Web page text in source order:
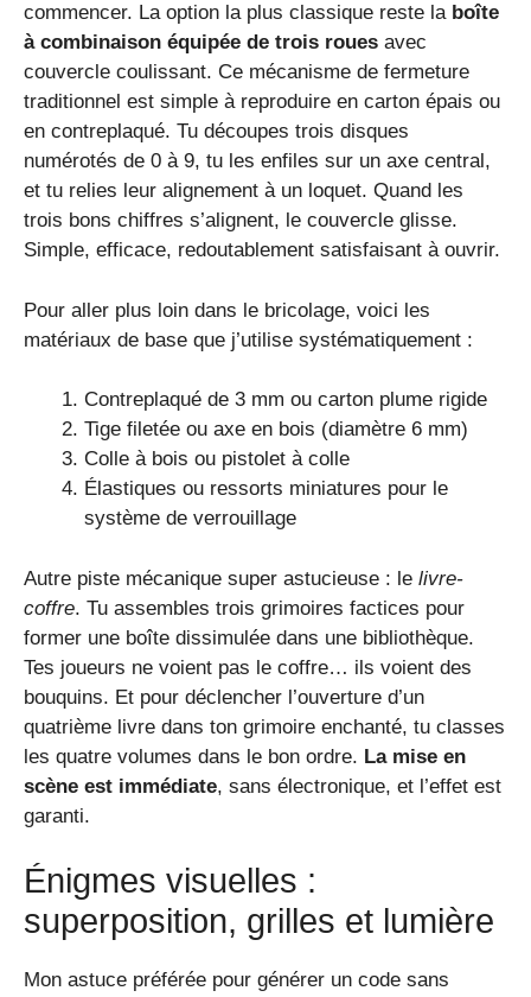
commencer. La option la plus classique reste la boîte
à combinaison équipée de trois roues avec
couvercle coulissant. Ce mécanisme de fermeture
traditionnel est simple à reproduire en carton épais ou
en contreplaqué. Tu découpes trois disques
numérotés de 0 à 9, tu les enfiles sur un axe central,
et tu relies leur alignement à un loquet. Quand les
trois bons chiffres s’alignent, le couvercle glisse.
Simple, efficace, redoutablement satisfaisant à ouvrir.
Pour aller plus loin dans le bricolage, voici les
matériaux de base que j’utilise systématiquement :
Contreplaqué de 3 mm ou carton plume rigide
Tige filetée ou axe en bois (diamètre 6 mm)
Colle à bois ou pistolet à colle
Élastiques ou ressorts miniatures pour le
système de verrouillage
Autre piste mécanique super astucieuse : le livre-
coffre. Tu assembles trois grimoires factices pour
former une boîte dissimulée dans une bibliothèque.
Tes joueurs ne voient pas le coffre… ils voient des
bouquins. Et pour déclencher l’ouverture d’un
quatrième livre dans ton grimoire enchanté, tu classes
les quatre volumes dans le bon ordre. La mise en
scène est immédiate, sans électronique, et l’effet est
garanti.
Énigmes visuelles :
superposition, grilles et lumière
Mon astuce préférée pour générer un code sans